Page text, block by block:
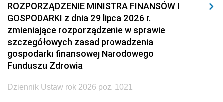
ROZPORZĄDZENIE MINISTRA FINANSÓW I
GOSPODARKI z dnia 29 lipca 2026 r.
zmieniające rozporządzenie w sprawie
szczegółowych zasad prowadzenia
gospodarki finansowej Narodowego
Funduszu Zdrowia
Dziennik Ustaw rok 2026 poz. 1021